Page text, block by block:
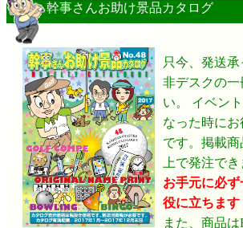
幹事さんお助け景品カタログ
只今、発送
非デスクの一
い。 イベン
なった時に
です。掲載商
上で発注でき
お手元に必
役に立ちます
また、商品